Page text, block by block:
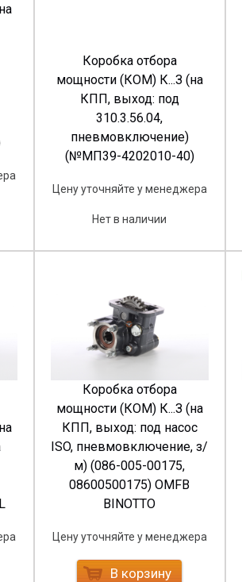
Коробка отбора
мощности (КОМ) К...З (на
КПП, выход: под
310.3.56.04,
пневмовключение)
(№МП39-4202010-40)
Цену уточняйте у менеджера
Нет в наличии
Коробка отбора
мощности (КОМ) К...З (на
КПП, выход: под насос
ISO, пневмовключение, з/
м) (086-005-00175,
08600500175) OMFB
BINOTTO
Цену уточняйте у менеджера
В корзину